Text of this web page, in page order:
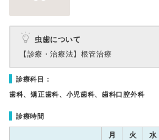
虫歯について
【診療・治療法】 根管治療
診療科目：
歯科、矯正歯科、小児歯科、歯科口腔外科
診療時間
月 火 水